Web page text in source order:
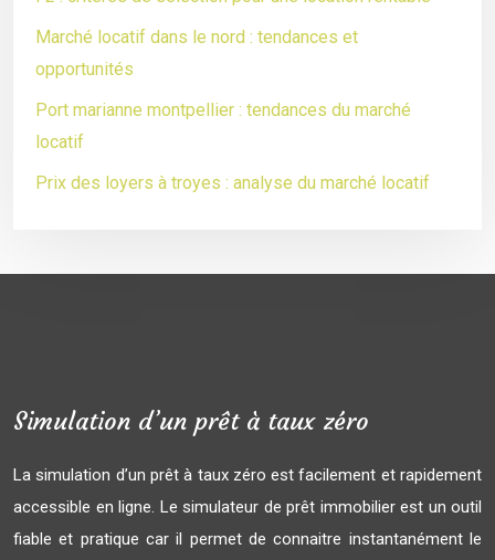
Marché locatif dans le nord : tendances et
opportunités
Port marianne montpellier : tendances du marché
locatif
Prix des loyers à troyes : analyse du marché locatif
Simulation d’un prêt à taux zéro
La simulation d’un prêt à taux zéro est facilement et rapidement
accessible en ligne. Le simulateur de prêt immobilier est un outil
fiable et pratique car il permet de connaitre instantanément le